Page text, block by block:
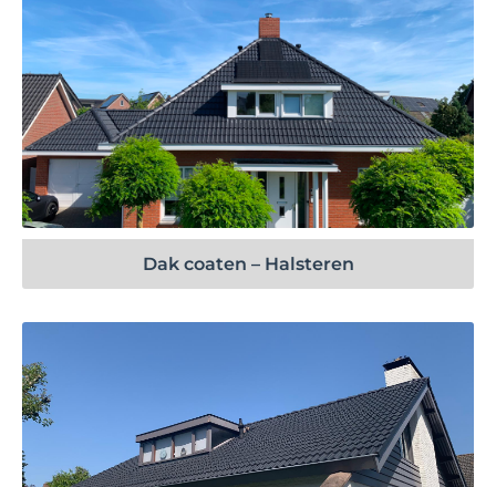
Bekijk project
Dak coaten – Halsteren